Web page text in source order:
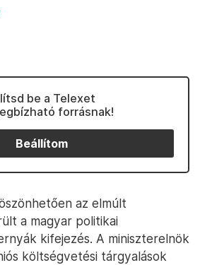
be a Telexet
forrásnak!
Beállítom
az elmúlt
a magyar politikai
kifejezés. A miniszterelnök
költségvetési tárgyalások